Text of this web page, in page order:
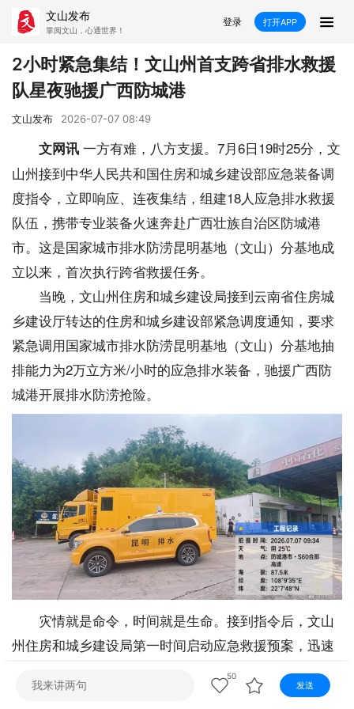
文山发布
掌阅文山，心通世界！
登录 打开APP
新闻
飞卡阅读 推荐
康养 社会 科教 经济
民族 商务
县市
文山市 砚山县 西畴县
马关县 丘北县 广南县 富宁县
视听
视频快刷 视频点播
苗语节目
2小时紧急集结！文山州首支跨省排水救援
队星夜驰援广西防城港
文山发布 2026-07-07 08:49
文网讯 一方有难，八方支援。7月6日19时25分，文
山州接到中华人民共和国住房和城乡建设部应急装备调
度指令，立即响应、连夜集结，组建18人应急排水救援
队伍，携带专业装备火速奔赴广西壮族自治区防城港
市。这是国家城市排水防涝昆明基地（文山）分基地成
立以来，首次执行跨省救援任务。
当晚，文山州住房和城乡建设局接到云南省住房城
乡建设厅转达的住房和城乡建设部紧急调度通知，要求
紧急调用国家城市排水防涝昆明基地（文山）分基地抽
排能力为2万立方米/小时的应急排水装备，驰援广西防
城港开展排水防涝抢险。
灾情就是命令，时间就是生命。接到指令后，文山
州住房和城乡建设局第一时间启动应急救援预案，迅速
调度前置在文山市、砚山县、麻栗坡县、富宁县的抽排
设备，同步向州政府分管领导汇报，并商请州消防救援
50
发送